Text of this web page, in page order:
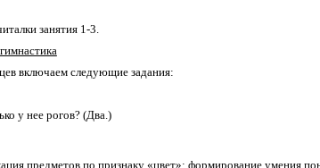
занятия 1-3.
включаем следующие задания:
у нее рогов? (Два.)
предметов по признаку «цвет»; формирование умения